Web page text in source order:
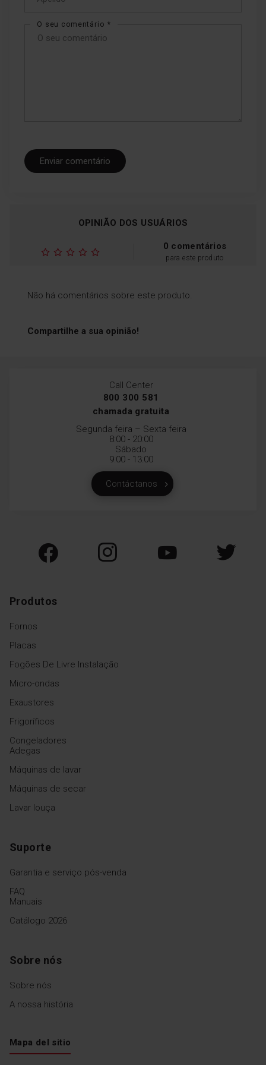
O seu comentário
Enviar comentário
OPINIÃO DOS USUÁRIOS
0 comentários
para este produto
Não há comentários sobre este produto.
Compartilhe a sua opinião!
Call Center
800 300 581
chamada gratuita
Segunda feira – Sexta feira
8:00 - 20:00
Sábado
9:00 - 13:00
Contáctanos
Produtos
Fornos
Placas
Fogões De Livre Instalação
Micro-ondas
Exaustores
Frigoríficos
Congeladores
Adegas
Máquinas de lavar
Máquinas de secar
Lavar louça
Suporte
Garantia e serviço pós-venda
FAQ
Manuais
Catálogo 2026
Sobre nós
Sobre nós
A nossa história
Mapa del sitio